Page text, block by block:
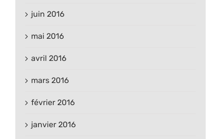
juin 2016
mai 2016
avril 2016
mars 2016
février 2016
janvier 2016